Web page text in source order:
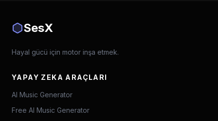
SesX
Hayal gücü için motor inşa etmek.
YAPAY ZEKA ARAÇLARI
AI Music Generator
Free AI Music Generator